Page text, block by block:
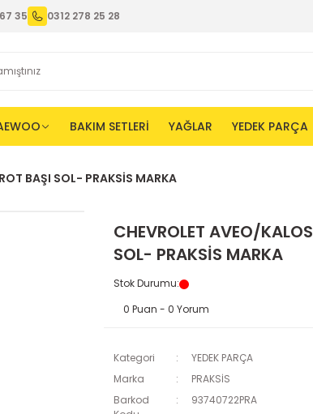
35 0312 278 25 28
BAKIM SETLERİ YAĞLAR YEDEK PARÇA
BAŞI SOL- PRAKSİS MARKA
CHEVROLET AVEO/
SOL- PRAKSİS MARKA
Stok Durumu:
0 Puan - 0 Yorum
Kategori
YEDEK PARÇA
Marka
PRAKSİS
Barkod
93740722PRA